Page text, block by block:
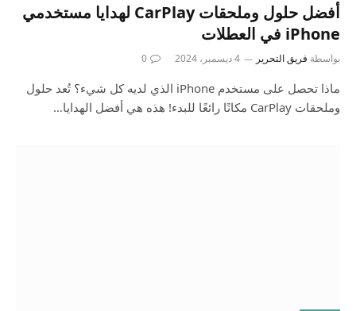
أفضل حلول وملحقات CarPlay لهدايا مستخدمي
iPhone في العطلات
بواسطة فريق التحرير 4 ديسمبر، 2024 0
ماذا تحصل على مستخدم iPhone الذي لديه كل شيء؟ تُعد حلول
وملحقات CarPlay مكانًا رائعًا للبدء! هذه هي أفضل الهدايا…